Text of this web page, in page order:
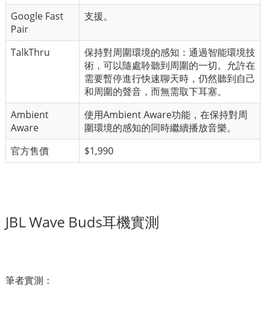
Google Fast
Pair
支援。
TalkThru
保持對周圍環境的感知：通過智能環境技
術，可以隨處聆聽到周圍的一切。允許在
需要暫停進行快速聊天時，仍然聽到自己
和周圍的聲音，而無需取下耳塞。
Ambient
Aware
使用Ambient Aware功能，在保持對周
圍環境的感知的同時繼續播放音樂。
官方售價
$1,990
JBL Wave Buds耳機實測
筆者實測：